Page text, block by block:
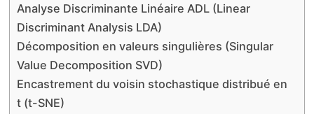
Analyse Discriminante Linéaire ADL (Linear
Discriminant Analysis LDA)
Décomposition en valeurs singulières (Singular
Value Decomposition SVD)
Encastrement du voisin stochastique distribué en
t (t-SNE)